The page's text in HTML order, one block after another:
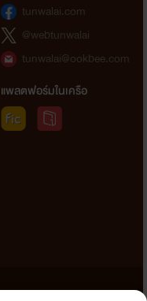
tunwalai.com
@webtunwalai
tunwalai@ookbee.com
แพลตฟอร์มในเครือ